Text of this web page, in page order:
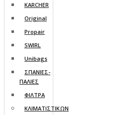
KARCHER
Original
Propair
SWIRL
Unibags
ΣΠΑΝΙΕΣ-
ΠΑΛΙΕΣ
ΦΙΛΤΡΑ
ΚΛΙΜΑΤΙΣΤΙΚΩΝ